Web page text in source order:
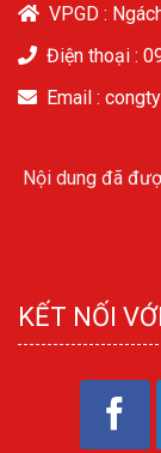
VPGD :
Điện thoại :
Email :
Nội dung đã
KẾT NỐI